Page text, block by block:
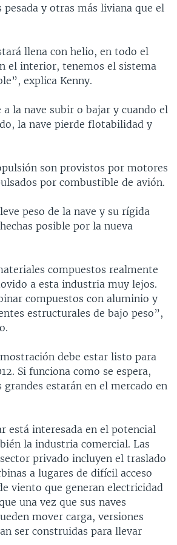
pesada y otras más liviana que el
llena con helio, en todo el
el interior, tenemos el sistema
explica Kenny.
la nave subir o bajar y cuando el
la nave pierde flotabilidad y
son provistos por motores
por combustible de avión.
peso de la nave y su rígida
posible por la nueva
compuestos realmente
a esta industria muy lejos.
compuestos con aluminio y
estructurales de bajo peso”,
debe estar listo para
Si funciona como se espera,
grandes estarán en el mercado en
está interesada en el potencial
la industria comercial. Las
privado incluyen el traslado
a lugares de difícil acceso
viento que generan electricidad
una vez que sus naves
mover carga, versiones
ser construidas para llevar